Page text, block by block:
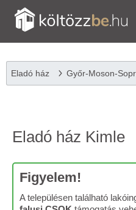
Eladó ház Győr-Moson-
Eladó ház Kimle
Figyelem!
A településen található